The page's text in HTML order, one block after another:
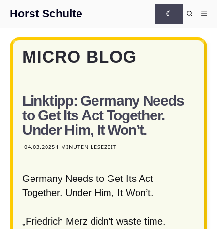
Horst Schulte ☾
MICRO BLOG
Linktipp: Germany Needs
to Get Its Act Together.
Under Him, It Won’t.
04.03.2025 1 MINUTEN LESEZEIT
Germany Needs to Get Its Act
Together. Under Him, It Won’t.
„Friedrich Merz didn’t waste time.